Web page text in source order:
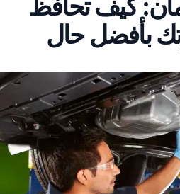
كيف تحافظ
بأفضل حال